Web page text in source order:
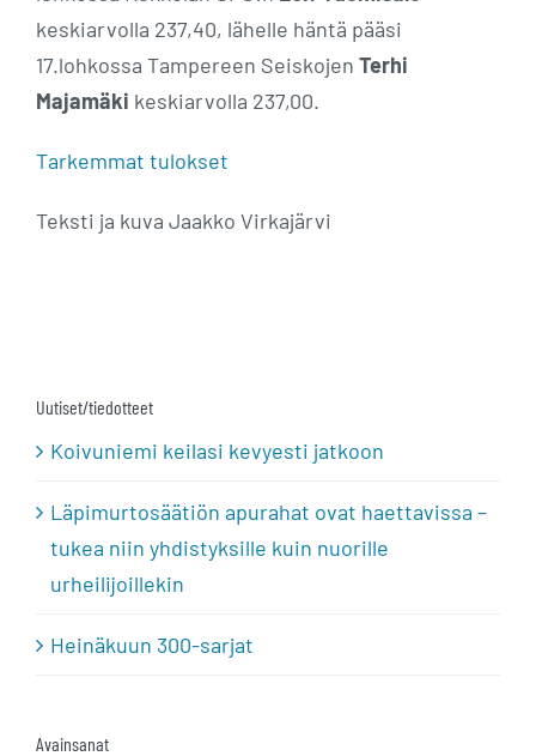
keskiarvolla 237,40, lähelle häntä pääsi
17.lohkossa Tampereen Seiskojen Terhi
Majamäki keskiarvolla 237,00.
Tarkemmat tulokset
Teksti ja kuva Jaakko Virkajärvi
Uutiset/tiedotteet
Koivuniemi keilasi kevyesti jatkoon
Läpimurtosäätiön apurahat ovat haettavissa –
tukea niin yhdistyksille kuin nuorille
urheilijoillekin
Heinäkuun 300-sarjat
Avainsanat